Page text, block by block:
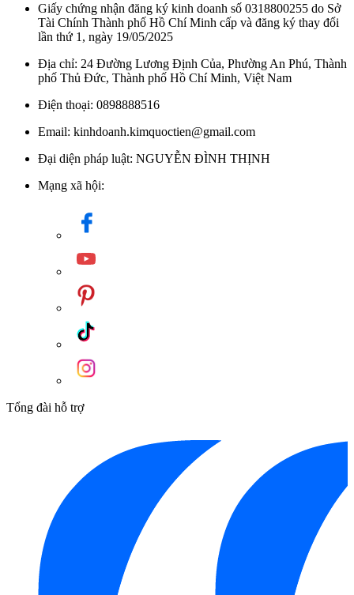
Giấy chứng nhận đăng ký kinh doanh số 0318800255 do Sở
Tài Chính Thành phố Hồ Chí Minh cấp và đăng ký thay đổi
lần thứ 1, ngày 19/05/2025
Địa chỉ: 24 Đường Lương Định Của, Phường An Phú, Thành
phố Thủ Đức, Thành phố Hồ Chí Minh, Việt Nam
Điện thoại: 0898888516
Email: kinhdoanh.kimquoctien@gmail.com
Đại diện pháp luật: NGUYỄN ĐÌNH THỊNH
Mạng xã hội:
Tổng đài hỗ trợ